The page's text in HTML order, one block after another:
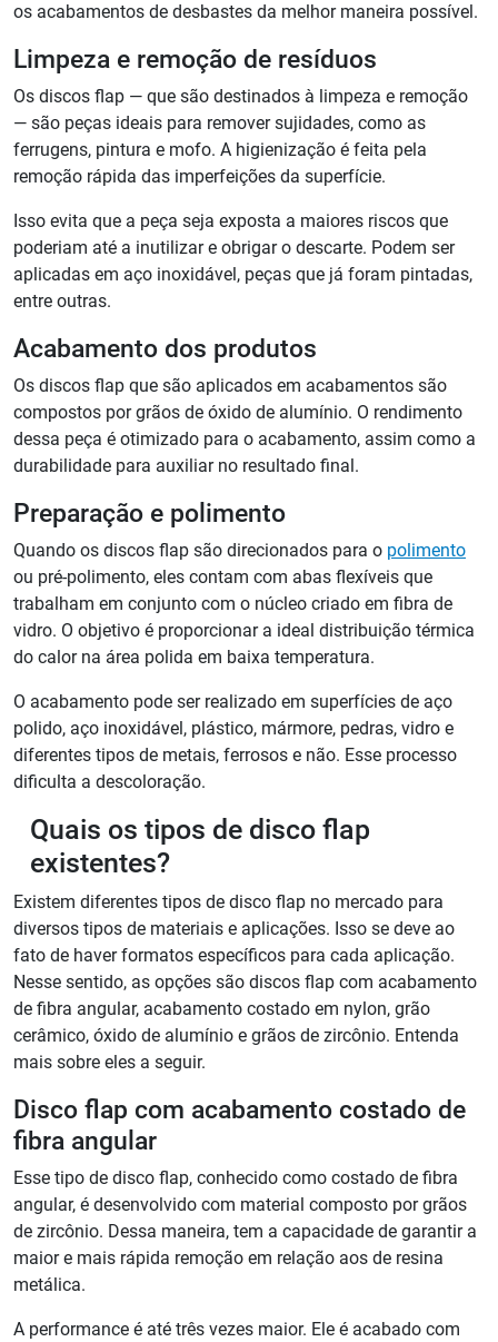
os acabamentos de desbastes da melhor maneira possível.
Limpeza e remoção de resíduos
Os discos flap — que são destinados à limpeza e remoção
— são peças ideais para remover sujidades, como as
ferrugens, pintura e mofo. A higienização é feita pela
remoção rápida das imperfeições da superfície.
Isso evita que a peça seja exposta a maiores riscos que
poderiam até a inutilizar e obrigar o descarte. Podem ser
aplicadas em aço inoxidável, peças que já foram pintadas,
entre outras.
Acabamento dos produtos
Os discos flap que são aplicados em acabamentos são
compostos por grãos de óxido de alumínio. O rendimento
dessa peça é otimizado para o acabamento, assim como a
durabilidade para auxiliar no resultado final.
Preparação e polimento
Quando os discos flap são direcionados para o polimento
ou pré-polimento, eles contam com abas flexíveis que
trabalham em conjunto com o núcleo criado em fibra de
vidro. O objetivo é proporcionar a ideal distribuição térmica
do calor na área polida em baixa temperatura.
O acabamento pode ser realizado em superfícies de aço
polido, aço inoxidável, plástico, mármore, pedras, vidro e
diferentes tipos de metais, ferrosos e não. Esse processo
dificulta a descoloração.
Quais os tipos de disco flap
existentes?
Existem diferentes tipos de disco flap no mercado para
diversos tipos de materiais e aplicações. Isso se deve ao
fato de haver formatos específicos para cada aplicação.
Nesse sentido, as opções são discos flap com acabamento
de fibra angular, acabamento costado em nylon, grão
cerâmico, óxido de alumínio e grãos de zircônio. Entenda
mais sobre eles a seguir.
Disco flap com acabamento costado de
fibra angular
Esse tipo de disco flap, conhecido como costado de fibra
angular, é desenvolvido com material composto por grãos
de zircônio. Dessa maneira, tem a capacidade de garantir a
maior e mais rápida remoção em relação aos de resina
metálica.
A performance é até três vezes maior. Ele é acabado com